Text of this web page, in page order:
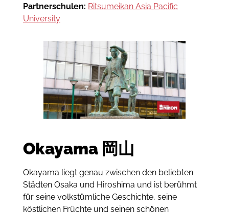
Partnerschulen: Ritsumeikan Asia Pacific
University
Okayama 岡山
Okayama liegt genau zwischen den beliebten
Städten Osaka und Hiroshima und ist berühmt
für seine volkstümliche Geschichte, seine
köstlichen Früchte und seinen schönen